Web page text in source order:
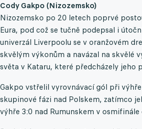
Cody Gakpo (Nizozemsko)
Nizozemsko po 20 letech poprvé
Eura, pod což se tučně podepsal i
univerzál Liverpoolu se v oranžovém
skvělým výkonům a navázal na skvělé
světa v Kataru, které předcházely jeho
Gakpo vstřelil vyrovnávací gól při
skupinové fázi nad Polskem, zatímco
výhře 3:0 nad Rumunskem v osmifinále